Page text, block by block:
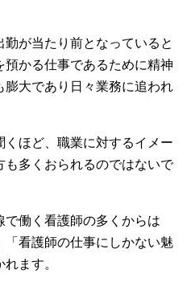
が当たり前となっていると
かる仕事であるために精神
大であり日々業務に追われ
ほど、職業に対するイメー
も多くおられるのではないで
で働く看護師の多くからは
「看護師の仕事にしかない魅
ます。